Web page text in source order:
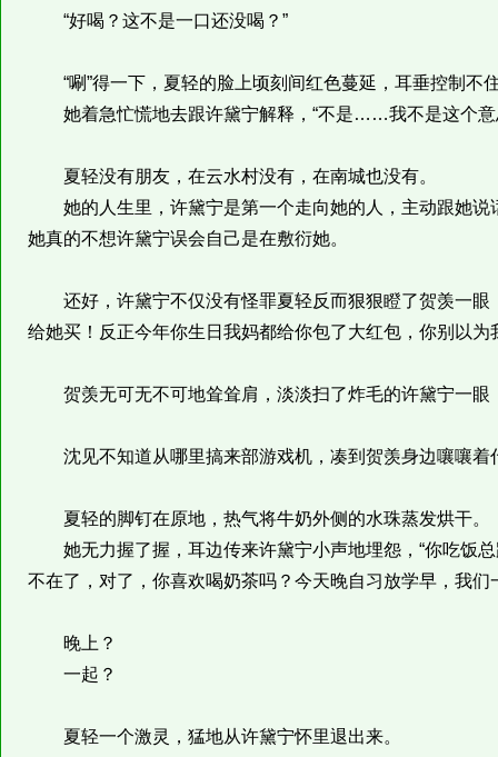
“好喝？这不是一口还没喝？”
“唰”得一下，夏轻的脸上顷刻间红色蔓延，耳垂控制不
她着急忙慌地去跟许黛宁解释，“不是……我不是这个意
夏轻没有朋友，在云水村没有，在南城也没有。
她的人生里，许黛宁是第一个走向她的人，主动跟她说
她真的不想许黛宁误会自己是在敷衍她。
还好，许黛宁不仅没有怪罪夏轻反而狠狠瞪了贺羡一眼
给她买！反正今年你生日我妈都给你包了大红包，你别以为
贺羡无可无不可地耸耸肩，淡淡扫了炸毛的许黛宁一眼
沈见不知道从哪里搞来部游戏机，凑到贺羡身边嚷嚷着
夏轻的脚钉在原地，热气将牛奶外侧的水珠蒸发烘干。
她无力握了握，耳边传来许黛宁小声地埋怨，“你吃饭总
不在了，对了，你喜欢喝奶茶吗？今天晚自习放学早，我们
晚上？
一起？
夏轻一个激灵，猛地从许黛宁怀里退出来。